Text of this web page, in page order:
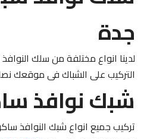
جدة
لدينا انواع مختلفة من سلك
التركيب على الشباك فى موقعك
شبك نوافذ
تركيب جميع انواع شبك النوافذ